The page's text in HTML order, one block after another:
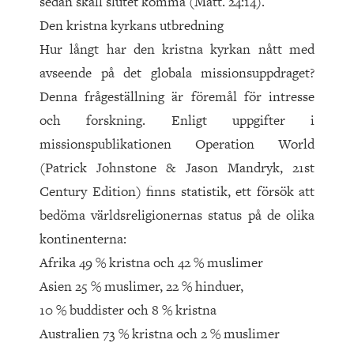
Den kristna kyrkans utbredning
Hur långt har den kristna kyrkan nått med
avseende på det globala missionsuppdraget?
Denna frågeställning är föremål för intresse
och forskning. Enligt uppgifter i
missionspublikationen Operation World
(Patrick Johnstone & Jason Mandryk, 21st
Century Edition) finns statistik, ett försök att
bedöma världsreligionernas status på de olika
kontinenterna:
Afrika 49 % kristna och 42 % muslimer
Asien 25 % muslimer, 22 % hinduer,
10 % buddister och 8 % kristna
Australien 73 % kristna och 2 % muslimer